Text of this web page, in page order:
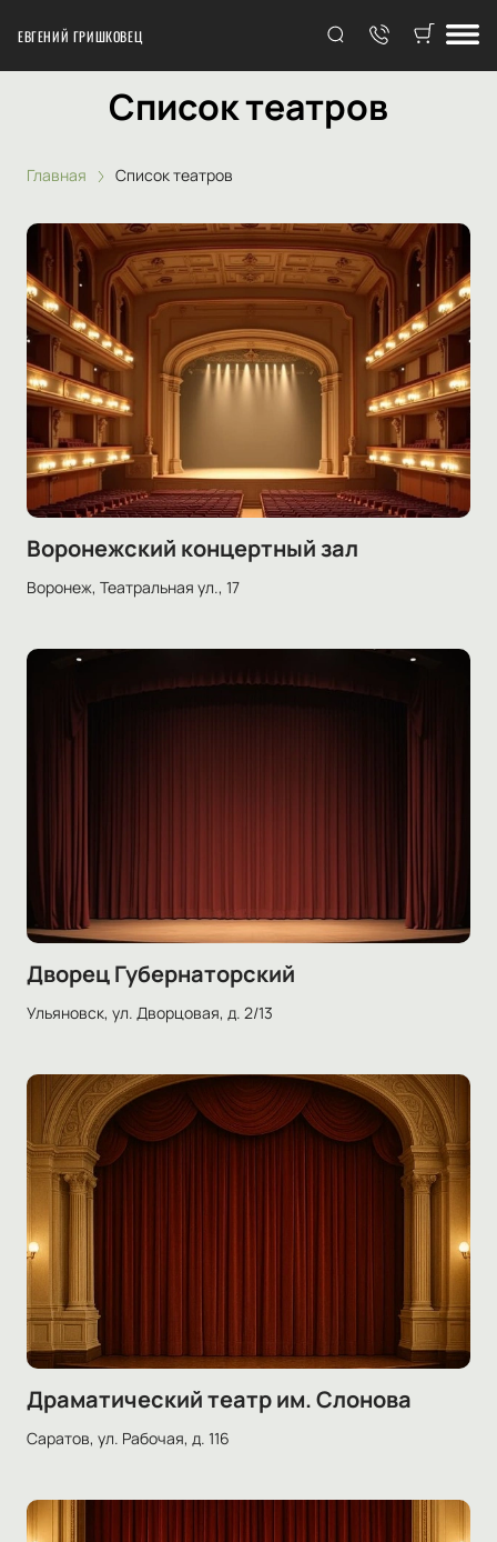
ЕВГЕНИЙ ГРИШКОВЕЦ
Список театров
Главная Список театров
Воронежский концертный зал
Воронеж, Театральная ул., 17
Дворец Губернаторский
Ульяновск, ул. Дворцовая, д. 2/13
Драматический театр им. Слонова
Саратов, ул. Рабочая, д. 116